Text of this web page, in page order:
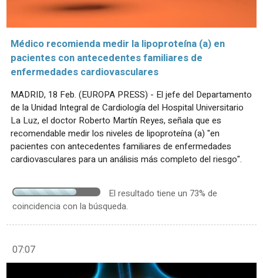
Médico recomienda medir la lipoproteína (a) en
pacientes con antecedentes familiares de
enfermedades cardiovasculares
MADRID, 18 Feb. (EUROPA PRESS) - El jefe del Departamento
de la Unidad Integral de Cardiología del Hospital Universitario
La Luz, el doctor Roberto Martín Reyes, señala que es
recomendable medir los niveles de lipoproteína (a) "en
pacientes con antecedentes familiares de enfermedades
cardiovasculares para un análisis más completo del riesgo".
El resultado tiene un 73% de
coincidencia con la búsqueda.
07:07